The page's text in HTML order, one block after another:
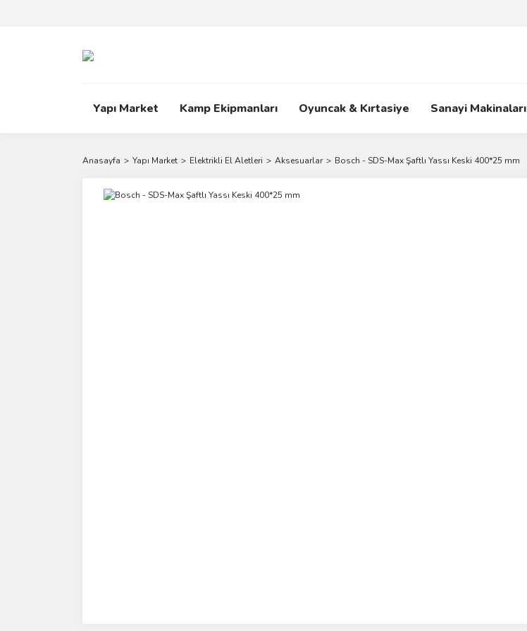
Yapı Market Kamp Ekipmanları Oyuncak & Kırtasiye Sanayi Makinaları
Anasayfa Yapı Market Elektrikli El Aletleri Aksesuarlar Bosch - SDS-Max Şaftlı Yassı Keski 400*25 mm